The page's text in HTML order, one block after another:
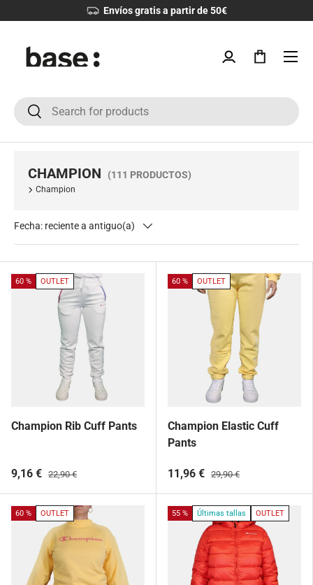
Envíos gratis a partir de 50€
Iniciar sesión
Bolsa
Menú
BuscarBuscar
CHAMPION (111 PRODUCTOS)
Champion
Fecha: reciente a antiguo(a)
60 % OUTLET
Champion Rib Cuff Pants
9,16 € 22,90 €
60 % OUTLET
Champion Elastic Cuff
Pants
11,96 € 29,90 €
60 % OUTLET 55 % Últimas tallas OUTLET